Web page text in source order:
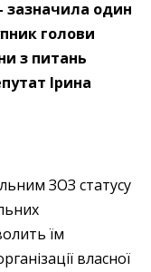
зазначила один
голови
з питань
Ірина
ЗОЗ статусу
їм
власної